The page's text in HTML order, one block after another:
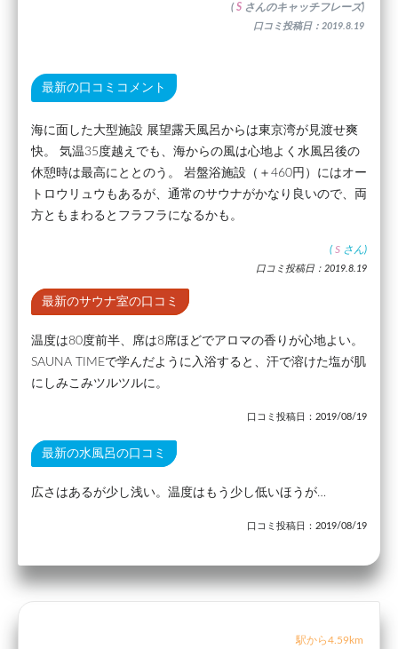
( S さんのキャッチフレーズ)
口コミ投稿日：2019.8.19
最新の口コミコメント
海に面した大型施設 展望露天風呂からは東京湾が見渡せ爽
快。 気温35度越えでも、海からの風は心地よく水風呂後の
休憩時は最高にととのう。 岩盤浴施設（＋460円）にはオー
トロウリュウもあるが、通常のサウナがかなり良いので、両
方ともまわるとフラフラになるかも。
( S さん)
口コミ投稿日：2019.8.19
最新のサウナ室の口コミ
温度は80度前半、席は8席ほどでアロマの香りが心地よい。
SAUNA TIMEで学んだように入浴すると、汗で溶けた塩が肌
にしみこみツルツルに。
口コミ投稿日：2019/08/19
最新の水風呂の口コミ
広さはあるが少し浅い。温度はもう少し低いほうが…
口コミ投稿日：2019/08/19
駅から4.59km